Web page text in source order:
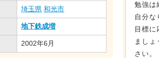
埼玉県 和光市
地下鉄成増
2002年6月
勉強は
自分な
目標に
まし
さい。